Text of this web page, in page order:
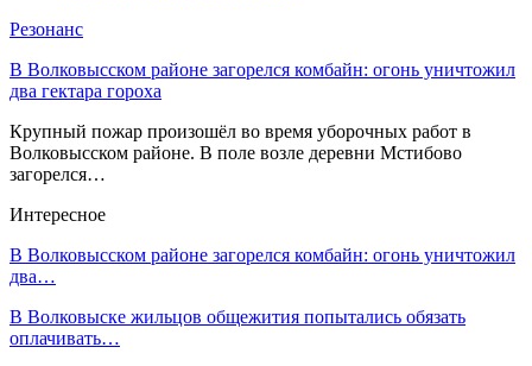
Резонанс
В Волковысском районе загорелся комбайн: огонь уничтожил
два гектара гороха
Крупный пожар произошёл во время уборочных работ в
Волковысском районе. В поле возле деревни Мстибово
загорелся…
Интересное
В Волковысском районе загорелся комбайн: огонь уничтожил
два…
В Волковыске жильцов общежития попытались обязать
оплачивать…